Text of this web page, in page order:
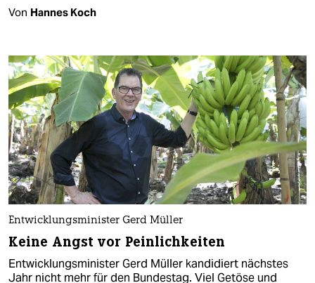
Von Hannes Koch
Entwicklungsminister Gerd Müller
Keine Angst vor Peinlichkeiten
Entwicklungsminister Gerd Müller kandidiert nächstes
Jahr nicht mehr für den Bundestag. Viel Getöse und